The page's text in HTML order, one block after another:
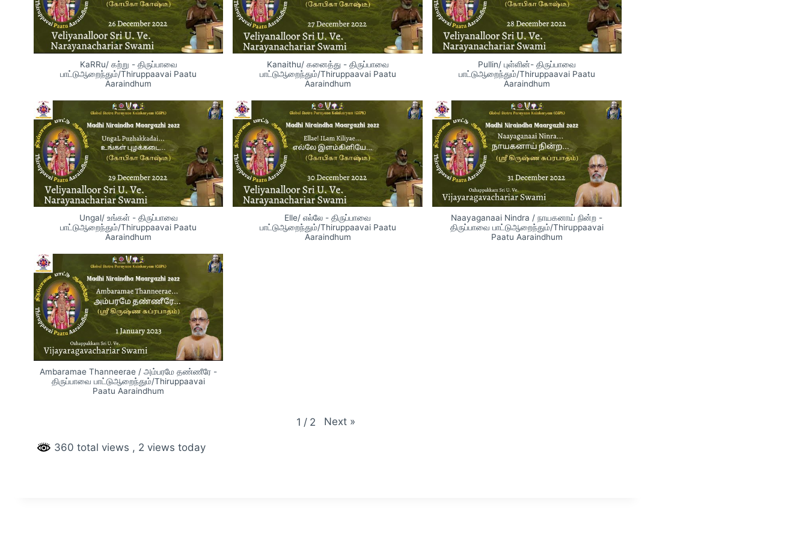
KaRRu/ கற்று - திருப்பாவை
பாட்டுஆறைந்தும்/Thiruppaavai Paatu
Aaraindhum
Kanaithu/ கனைத்து - திருப்பாவை
பாட்டுஆறைந்தும்/Thiruppaavai Paatu
Aaraindhum
Pullin/ புள்ளின்- திருப்பாவை
பாட்டுஆறைந்தும்/Thiruppaavai Paatu
Aaraindhum
Ungal/ உங்கள் - திருப்பாவை
பாட்டுஆறைந்தும்/Thiruppaavai Paatu
Aaraindhum
Elle/ எல்லே - திருப்பாவை
பாட்டுஆறைந்தும்/Thiruppaavai Paatu
Aaraindhum
Naayaganaai Nindra / நாயகனாய் நின்ற -
திருப்பாவை பாட்டுஆறைந்தும்/Thiruppaavai
Paatu Aaraindhum
Ambaramae Thanneerae / அம்பரமே தண்ணீரே -
திருப்பாவை பாட்டுஆறைந்தும்/Thiruppaavai
Paatu Aaraindhum
1 / 2 Next »
360 total views , 2 views today